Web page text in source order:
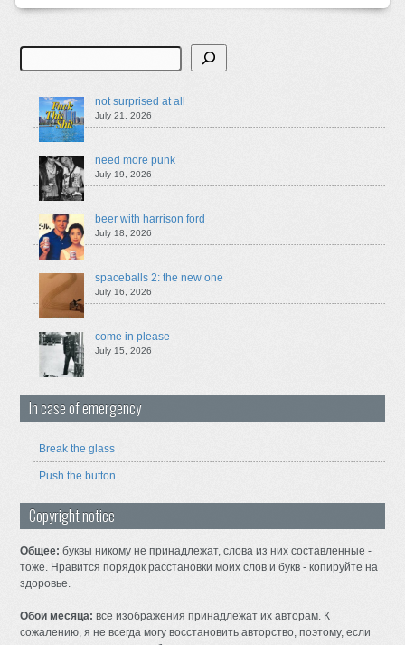
Search
not surprised at all
July 21, 2026
need more punk
July 19, 2026
beer with harrison ford
July 18, 2026
spaceballs 2: the new one
July 16, 2026
come in please
July 15, 2026
In case of emergency
Break the glass
Push the button
Copyright notice
Общее: буквы никому не принадлежат, слова из них составленные -
тоже. Нравится порядок расстановки моих слов и букв - копируйте на
здоровье.
Обои месяца: все изображения принадлежат их авторам. К
сожалению, я не всегда могу восстановить авторство, поэтому, если